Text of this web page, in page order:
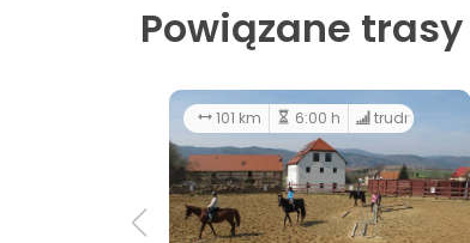
Powiązane trasy
101 km 6:00 h trudny